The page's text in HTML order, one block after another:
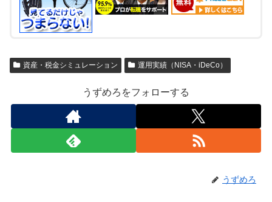
資産・税金シミュレーション 運用実績（NISA・iDeCo）
うずめろをフォローする
うずめろ